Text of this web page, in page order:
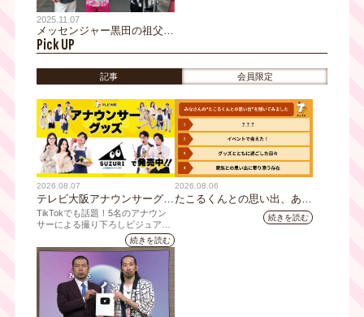
2025.11.07
メッセンジャー黒田の祖父の
超エリート経歴に一同騒然！
「うちのおじいちゃんはトヨ
タの偉いさんで…」勝俣州和
は和田アキ子を怒鳴りつけた
おっさんぽ
Pick UP
記事 会員限定
2026.08.07
テレビ大阪アナウンサーグッ
ズの新商品 8月8日(土)に発
売！ テーマは「個性全開」5
人それぞれの"らしさ"を詰め
込んだアイテムが登場
TikTokでも話題！5名のアナウン
サーによる撮り下ろしビジュアル
を使用した新グッズを発売続きを読む
2026.08.06
たこるくんとの思い出、あり
ますか？会員のみなさんに聞
続きを読む